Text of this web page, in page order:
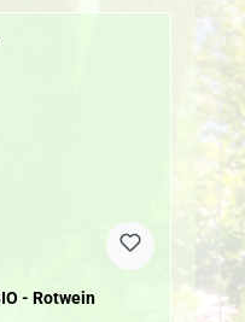
- Rotwein